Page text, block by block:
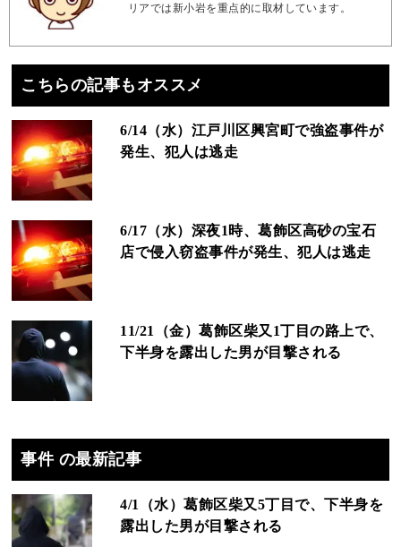
リアでは新小岩を重点的に取材しています。
こちらの記事もオススメ
6/14（水）江戸川区興宮町で強盗事件が
発生、犯人は逃走
6/17（水）深夜1時、葛飾区高砂の宝石
店で侵入窃盗事件が発生、犯人は逃走
11/21（金）葛飾区柴又1丁目の路上で、
下半身を露出した男が目撃される
事件 の最新記事
4/1（水）葛飾区柴又5丁目で、下半身を
露出した男が目撃される